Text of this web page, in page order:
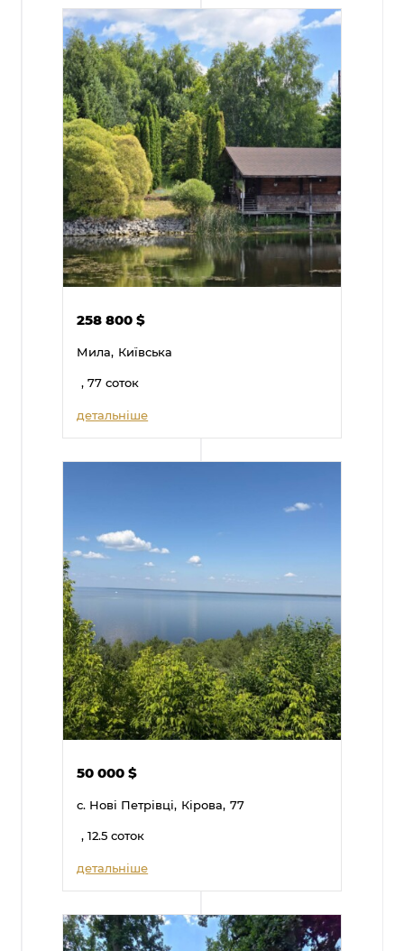
258 800$
Мила, Київська
, 77 соток
детальніше
50 000$
с. Нові Петрівці, Кірова, 77
, 12.5 соток
детальніше